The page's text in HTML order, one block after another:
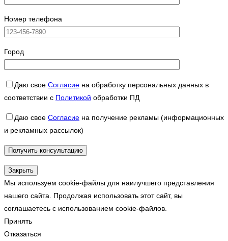
Номер телефона
Город
Даю свое Согласие на обработку персональных данных в
соответствии с Политикой обработки ПД
Даю свое Согласие на получение рекламы (информационных
и рекламных рассылок)
Закрыть
Мы используем cookie-файлы для наилучшего представления
нашего сайта. Продолжая использовать этот сайт, вы
соглашаетесь с использованием cookie-файлов.
Принять
Отказаться